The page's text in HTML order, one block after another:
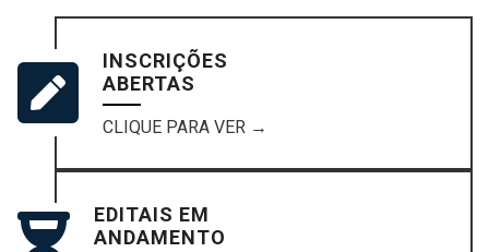
INSCRIÇÕES
ABERTAS
CLIQUE PARA VER →
EDITAIS EM
ANDAMENTO